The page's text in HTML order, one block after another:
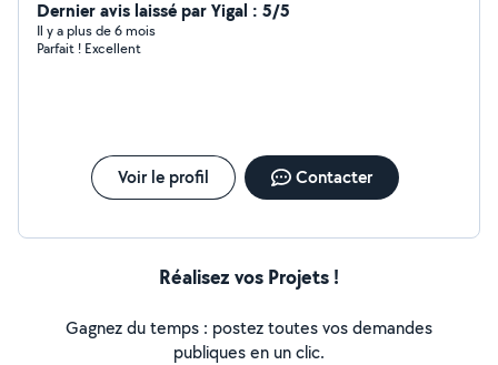
Dernier avis laissé par Yigal : 5/5
Il y a plus de 6 mois
Parfait ! Excellent
Voir le profil Contacter
Réalisez vos Projets !
Gagnez du temps : postez toutes vos demandes
publiques en un clic.